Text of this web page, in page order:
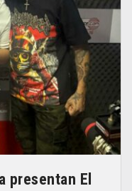
presentan El